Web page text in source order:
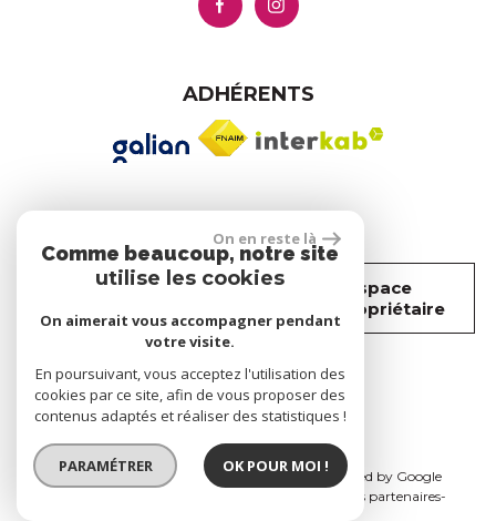
ADHÉRENTS
Espace
Espace
copropriétaire
réalisé par
© 2026 | Tous droits réservés | Traduction powered by Google
Nos partenaires
On en reste là
Comme beaucoup, notre site
utilise les cookies
On aimerait vous accompagner pendant
votre visite.
En poursuivant, vous acceptez l'utilisation des
cookies par ce site, afin de vous proposer des
contenus adaptés et réaliser des statistiques !
PARAMÉTRER OK POUR MOI !